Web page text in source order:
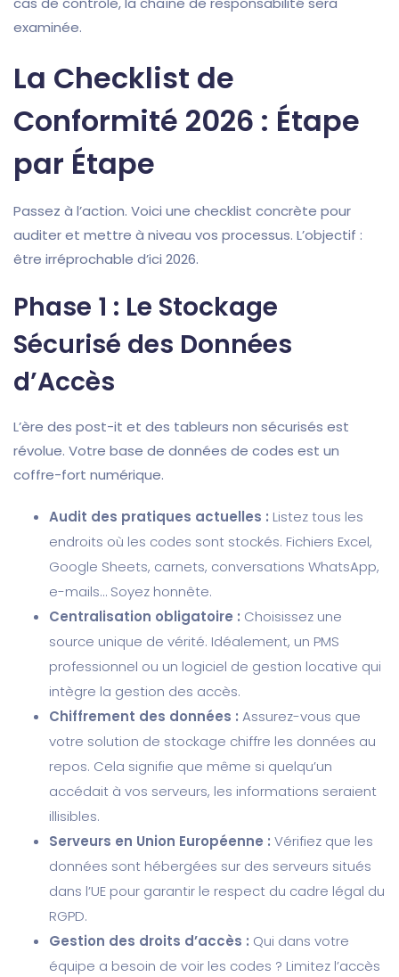
examinée.
La Checklist de
Conformité 2026 : Étape
par Étape
Passez à l’action. Voici une checklist concrète pour
auditer et mettre à niveau vos processus. L’objectif :
être irréprochable d’ici 2026.
Phase 1 : Le Stockage
Sécurisé des Données
d’Accès
L’ère des post-it et des tableurs non sécurisés est
révolue. Votre base de données de codes est un
coffre-fort numérique.
Audit des pratiques actuelles : Listez tous les
endroits où les codes sont stockés. Fichiers Excel,
Google Sheets, carnets, conversations WhatsApp,
e-mails… Soyez honnête.
Centralisation obligatoire : Choisissez une
source unique de vérité. Idéalement, un PMS
professionnel ou un logiciel de gestion locative qui
intègre la gestion des accès.
Chiffrement des données : Assurez-vous que
votre solution de stockage chiffre les données au
repos. Cela signifie que même si quelqu’un
accédait à vos serveurs, les informations seraient
illisibles.
Serveurs en Union Européenne : Vérifiez que les
données sont hébergées sur des serveurs situés
dans l’UE pour garantir le respect du cadre légal du
RGPD.
Gestion des droits d’accès : Qui dans votre
équipe a besoin de voir les codes ? Limitez l’accès